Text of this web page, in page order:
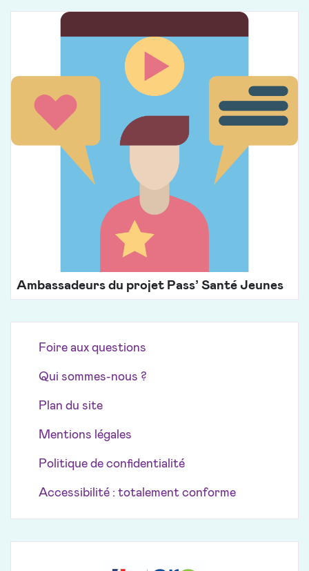
Ambassadeurs du projet Pass’ Santé Jeunes
Foire aux questions
Qui sommes-nous ?
Plan du site
Mentions légales
Politique de confidentialité
Accessibilité : totalement conforme